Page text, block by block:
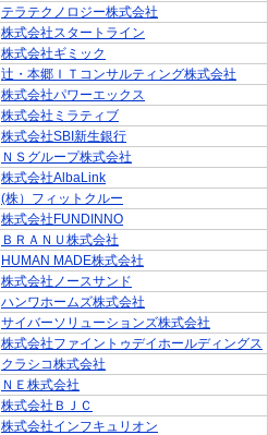
テラテクノロジー株式会社
株式会社スタートライン
株式会社ギミック
辻・本郷ＩＴコンサルティング株式会社
株式会社パワーエックス
株式会社ミラティブ
株式会社SBI新生銀行
ＮＳグループ株式会社
株式会社AlbaLink
(株）フィットクルー
株式会社FUNDINNO
ＢＲＡＮＵ株式会社
HUMAN MADE株式会社
株式会社ノースサンド
ハンワホームズ株式会社
サイバーソリューションズ株式会社
株式会社ファイントゥデイホールディングス
クラシコ株式会社
ＮＥ株式会社
株式会社ＢＪＣ
株式会社インフキュリオン